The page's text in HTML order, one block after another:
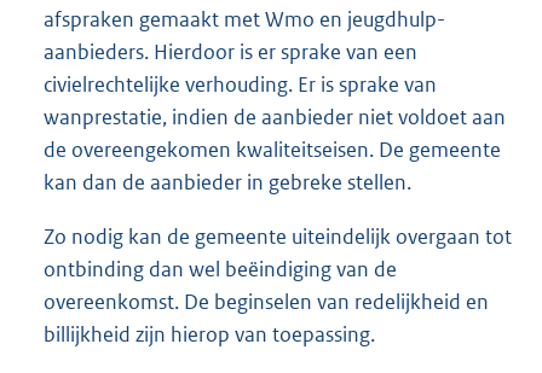
afspraken gemaakt met Wmo en jeugdhulp-
aanbieders. Hierdoor is er sprake van een
civielrechtelijke verhouding. Er is sprake van
wanprestatie, indien de aanbieder niet voldoet aan
de overeengekomen kwaliteitseisen. De gemeente
kan dan de aanbieder in gebreke stellen.
Zo nodig kan de gemeente uiteindelijk overgaan tot
ontbinding dan wel beëindiging van de
overeenkomst. De beginselen van redelijkheid en
billijkheid zijn hierop van toepassing.